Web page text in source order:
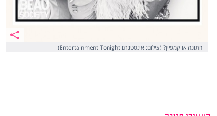
חתונה או קמפיין? (צילום: אינסטגרם Entertainment Tonight)